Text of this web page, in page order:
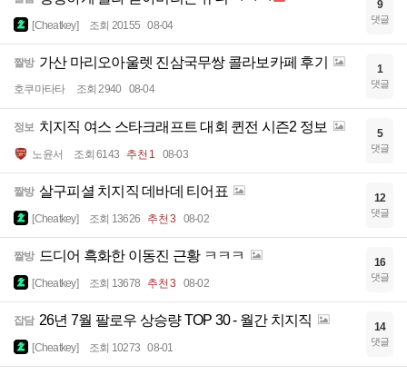
[Cheatkey] 조회 20155 08-04
9
댓글
짤방 가산 마리오아울렛 진삼국무쌍 콜라보카페 후기
호쿠마타타 조회 2940 08-04
1
댓글
정보 치지직 여스 스타크래프트 대회 퀸전 시즌2 정보
노윤서 조회 6143 추천 1 08-03
5
댓글
짤방 살구피셜 치지직 데바데 티어표
[Cheatkey] 조회 13626 추천 3 08-02
12
댓글
짤방 드디어 흑화한 이동진 근황 ㅋㅋㅋ
[Cheatkey] 조회 13678 추천 3 08-02
16
댓글
잡담 26년 7월 팔로우 상승량 TOP 30 - 월간 치지직
[Cheatkey] 조회 10273 08-01
14
댓글